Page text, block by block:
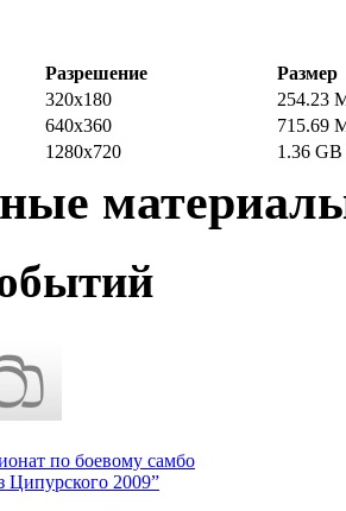
Разрешение
Размер
320x180
254.23
640x360
715.69
1280x720 1.36 GB
по боевому самбо
Ципурского 2009”